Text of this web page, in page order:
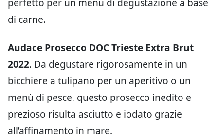
perfetto per un menù di degustazione a base
di carne.
Audace Prosecco DOC Trieste Extra Brut
2022. Da degustare rigorosamente in un
bicchiere a tulipano per un aperitivo o un
menù di pesce, questo prosecco inedito e
prezioso risulta asciutto e iodato grazie
all’affinamento in mare.